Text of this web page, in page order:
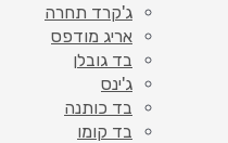
ג'קרד תחרה
אריג מודפס
בד גובלן
ג'ינס
בד כותנה
בד קומו